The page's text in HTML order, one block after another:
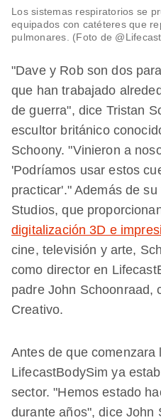
Los sistemas respiratorios se
equipados con catéteres que
pulmonares. (Foto de
"Dave y Rob son dos
que han trabajado
de guerra", dice Tristan
escultor británico
Schoony. "Vinieron a
'Podríamos usar estos
practicar'." Además de
Studios, que
digitalización 3D e
cine, televisión y arte,
como director en
padre John Schoonraad,
Creativo.
Antes de que comenzara
LifecastBodySim ya
sector. "Hemos estado
durante años", dice John